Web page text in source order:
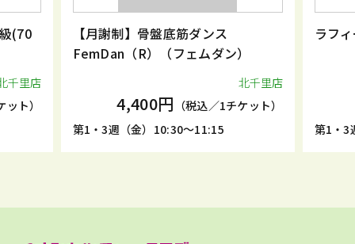
(70
千里店
ト）
【月謝制】骨盤底筋ダンス
FemDan（R）（フェムダン）
北千里店
4,400円 （税込／1チケット）
第1・3週（金）10:30～11:15
ラフ
第1・3